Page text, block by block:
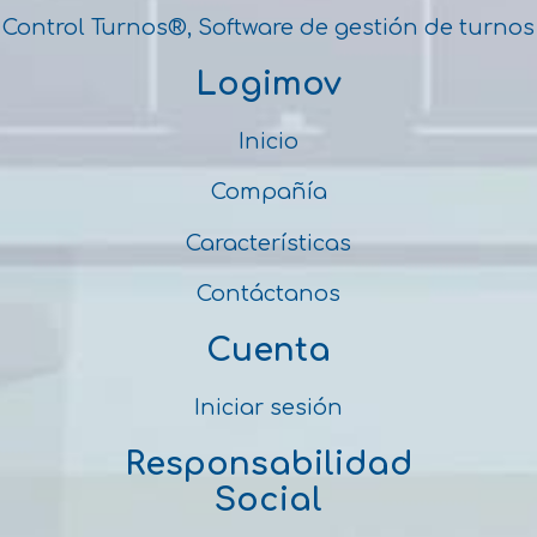
Control Turnos®, Software de gestión de turnos
Logimov
Inicio
Compañía
Características
Contáctanos
Cuenta
Iniciar sesión
Responsabilidad
Social